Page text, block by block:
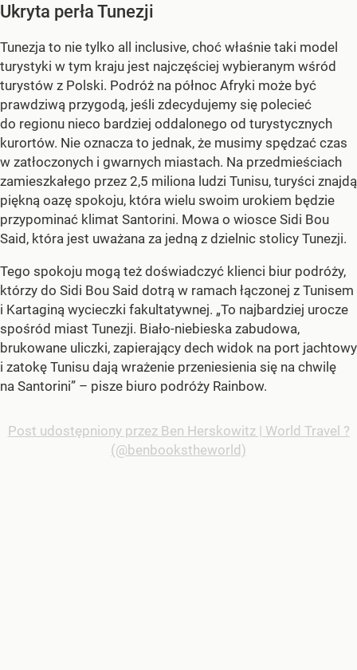
Ukryta perła Tunezji
Tunezja to nie tylko all inclusive, choć właśnie taki model
turystyki w tym kraju jest najczęściej wybieranym wśród
turystów z Polski. Podróż na północ Afryki może być
prawdziwą przygodą, jeśli zdecydujemy się polecieć
do regionu nieco bardziej oddalonego od turystycznych
kurortów. Nie oznacza to jednak, że musimy spędzać czas
w zatłoczonych i gwarnych miastach. Na przedmieściach
zamieszkałego przez 2,5 miliona ludzi Tunisu, turyści znajdą
piękną oazę spokoju, która wielu swoim urokiem będzie
przypominać klimat Santorini. Mowa o wiosce Sidi Bou
Said, która jest uważana za jedną z dzielnic stolicy Tunezji.
Tego spokoju mogą też doświadczyć klienci biur podróży,
którzy do Sidi Bou Said dotrą w ramach łączonej z Tunisem
i Kartaginą wycieczki fakultatywnej. „To najbardziej urocze
spośród miast Tunezji. Biało-niebieska zabudowa,
brukowane uliczki, zapierający dech widok na port jachtowy
i zatokę Tunisu dają wrażenie przeniesienia się na chwilę
na Santorini” – pisze biuro podróży Rainbow.
Post udostępniony przez Ben Herskowitz | World Travel ?️
(@benbookstheworld)